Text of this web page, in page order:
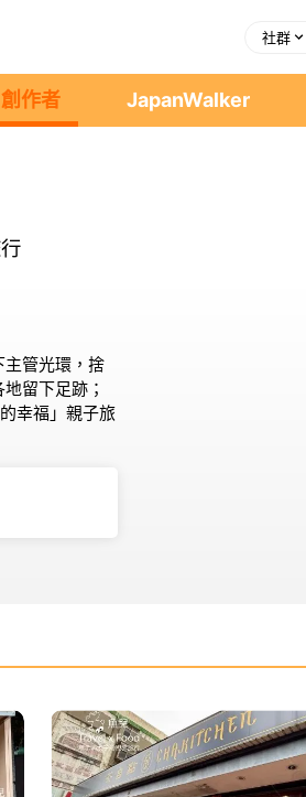
社群
創作者 JapanWalker
管光環，捨
留下足跡；
幸福」親子旅